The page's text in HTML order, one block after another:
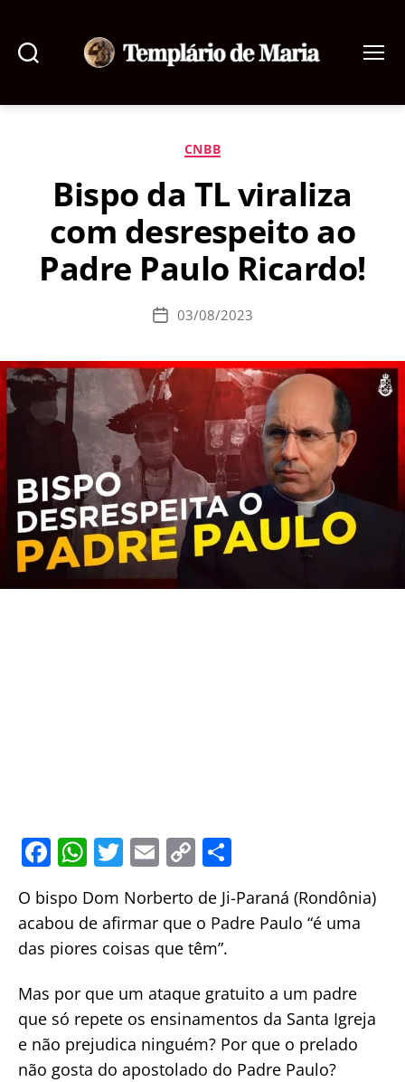
de
Categorias
CNBB
Bispo da TL viraliza
com desrespeito ao
Padre Paulo Ricardo!
Data03/08/2023
F
c
e
b
o
o
k
W
at
s
A
p
p
T
itt
er
E
ai
l
C
o
p
y
Li
n
k
ar
e
O bispo Dom Norberto de Ji-Paraná (Rondônia)
acabou de afirmar que o Padre Paulo “é uma
das piores coisas que têm”.
Mas por que um ataque gratuito a um padre
que só repete os ensinamentos da Santa Igreja
e não prejudica ninguém? Por que o prelado
não gosta do apostolado do Padre Paulo?